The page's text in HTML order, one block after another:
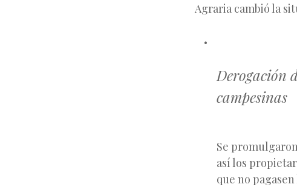
Agraria cambió la
Derogación
campesinas
Se
así los
que no